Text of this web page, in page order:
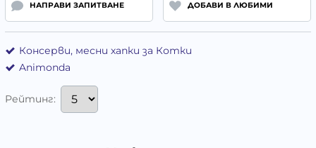
НАПРАВИ ЗАПИТВАНЕ ДОБАВИ В ЛЮБИМИ
Консерви, месни хапки за Котки
Animonda
Рейтинг: